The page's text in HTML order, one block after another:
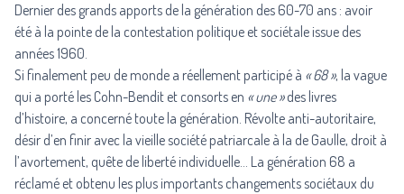
Dernier des grands apports de la génération des 60-70 ans : avoir
été à la pointe de la contestation politique et sociétale issue des
années 1960.
Si finalement peu de monde a réellement participé à « 68 », la vague
qui a porté les Cohn-Bendit et consorts en « une »des livres
d’histoire, a concerné toute la génération. Révolte anti-autoritaire,
désir d’en finir avec la vieille société patriarcale à la de Gaulle, droit à
l’avortement, quête de liberté individuelle… La génération 68 a
réclamé et obtenu les plus importants changements sociétaux du